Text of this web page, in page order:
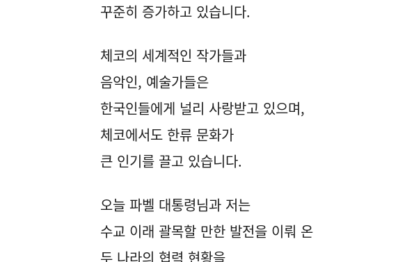
꾸준히 증가하고 있습니다.
체코의 세계적인 작가들과
음악인, 예술가들은
한국인들에게 널리 사랑받고 있으며,
체코에서도 한류 문화가
큰 인기를 끌고 있습니다.
오늘 파벨 대통령님과 저는
수교 이래 괄목할 만한 발전을 이뤄 온
두 나라의 협력 현황을